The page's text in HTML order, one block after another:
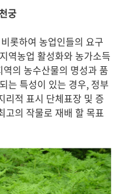
궁
롯하여 농업인들의 요구
역농업 활성화와 농가소득
의 농수산물의 명성과 품
는 특성이 있는 경우, 정부
리적 표시 단체표장 및 증
고의 작물로 재배 할 목표